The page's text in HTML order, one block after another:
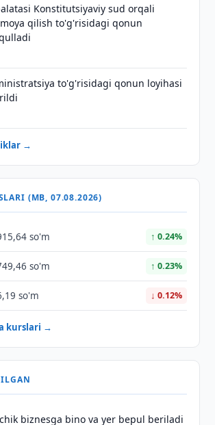
Konstitutsiyaviy sud orqali
qilish to'g'risidagi qonun
to'g'risidagi qonun loyihasi
→
(MB, 07.08.2026)
so'm ↑ 0.24%
so'm ↑ 0.23%
so'm ↓ 0.12%
kurslari →
biznesga bino va yer bepul beriladi